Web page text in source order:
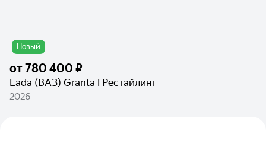
Новый
от780 400 ₽
Lada (ВАЗ) Granta I Рестайлинг
2026